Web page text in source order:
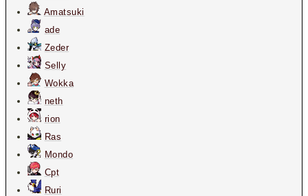
Amatsuki
ade
Zeder
Selly
Wokka
neth
rion
Ras
Mondo
Cpt
Ruri